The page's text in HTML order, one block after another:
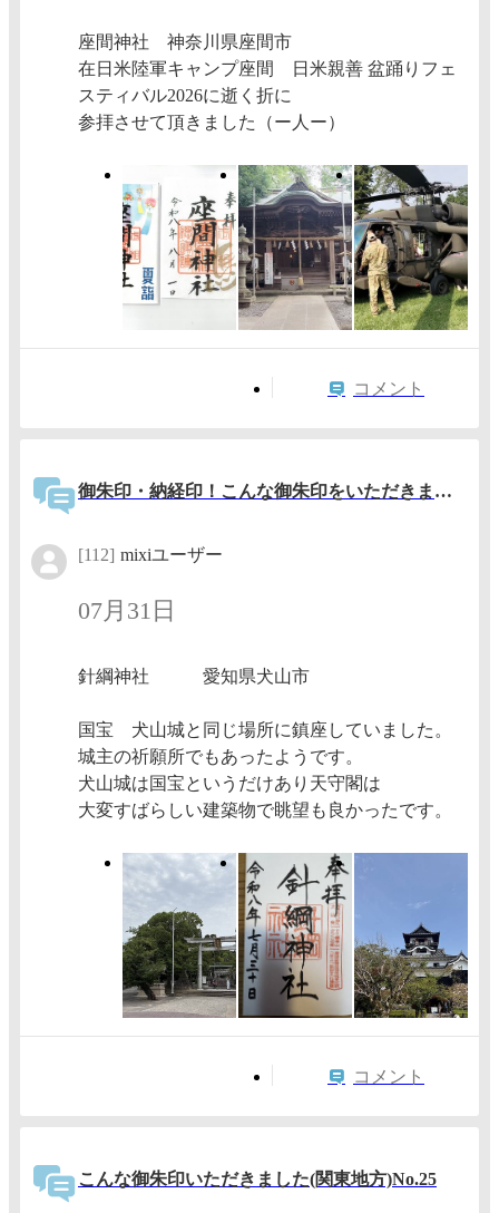
座間神社 神奈川県座間市
在日米陸軍キャンプ座間 日米親善 盆踊りフェ
スティバル2026に逝く折に
参拝させて頂きました（ー人ー）
コメント
御朱印・納経印！こんな御朱印をいただきました〜(東海地方)７
[112] mixiユーザー
07月31日
針綱神社 愛知県犬山市
国宝 犬山城と同じ場所に鎮座していました。
城主の祈願所でもあったようです。
犬山城は国宝というだけあり天守閣は
大変すばらしい建築物で眺望も良かったです。
コメント
こんな御朱印いただきました(関東地方)No.25